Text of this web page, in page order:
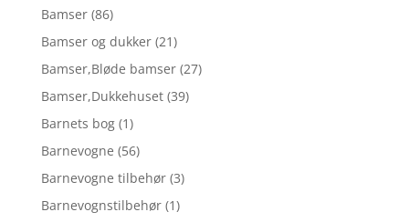
Bamser (86)
Bamser og dukker (21)
Bamser,Bløde bamser (27)
Bamser,Dukkehuset (39)
Barnets bog (1)
Barnevogne (56)
Barnevogne tilbehør (3)
Barnevognstilbehør (1)